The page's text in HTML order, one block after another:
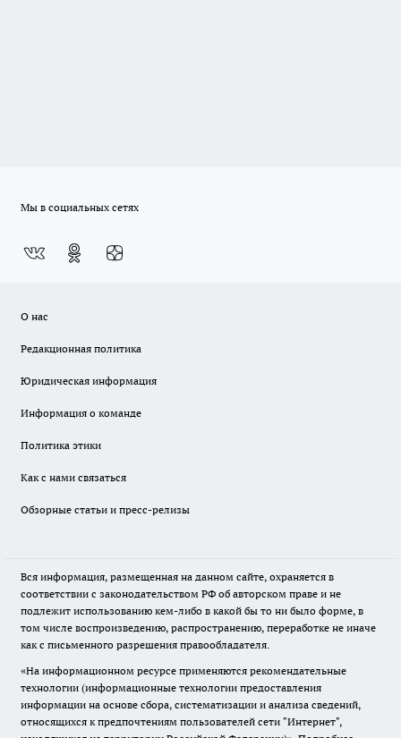
Мы в социальных сетях
О нас
Редакционная политика
Юридическая информация
Информация о команде
Политика этики
Как с нами связаться
Обзорные статьи и пресс-релизы
Вся информация, размещенная на данном сайте, охраняется в
соответствии с законодательством РФ об авторском праве и не
подлежит использованию кем-либо в какой бы то ни было форме, в
том числе воспроизведению, распространению, переработке не иначе
как с письменного разрешения правообладателя.
«На информационном ресурсе применяются рекомендательные
технологии (информационные технологии предоставления
информации на основе сбора, систематизации и анализа сведений,
относящихся к предпочтениям пользователей сети "Интернет",